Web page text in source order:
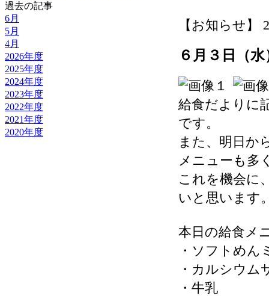
過去の記事
6月
5月
4月
2026年度
2025年度
2024年度
2023年度
2022年度
2021年度
2020年度
【お知らせ】
６月３日（
給食だよりに
です。
また、明日か
メニューも多
これを機会に
いと思います
本日の給食メ
・ソフトめん
・カルシウム
・牛乳